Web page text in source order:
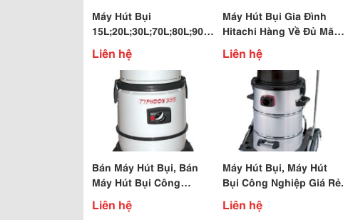
Máy Hút Bụi
15L;20L;30L;70L;80L;90L
Đầy Nhà Giá Hot Hot
Liên hệ
Máy Hút Bụi Gia Đình
Hitachi Hàng Về Đủ Mã
Giá Tốt
Liên hệ
Bán Máy Hút Bụi, Bán
Máy Hút Bụi Công
Nghiệp, Máy Hút Bụi Hút
Nước Công Nghiệp.
Liên hệ
Máy Hút Bụi, Máy Hút
Bụi Công Nghiệp Giá Rẻ.
Liên hệ